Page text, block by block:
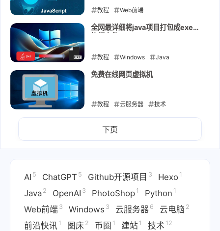
教程 Web前端
2024-08-24
全网最详细将java项目打包成exe可
教程 Windows Java
2024-08-23
免费在线网页虚拟机
教程 云服务器 技术
2024-08-19
下页
AI 5 ChatGPT 5 Github开源项目 3 Hexo 1
Java 2 OpenAI 3 PhotoShop 1 Python 1
Web前端 3 Windows 3 云服务器 6 云电脑 2
前沿快讯 1 图床 2 币圈 1 建站 1 技术 12